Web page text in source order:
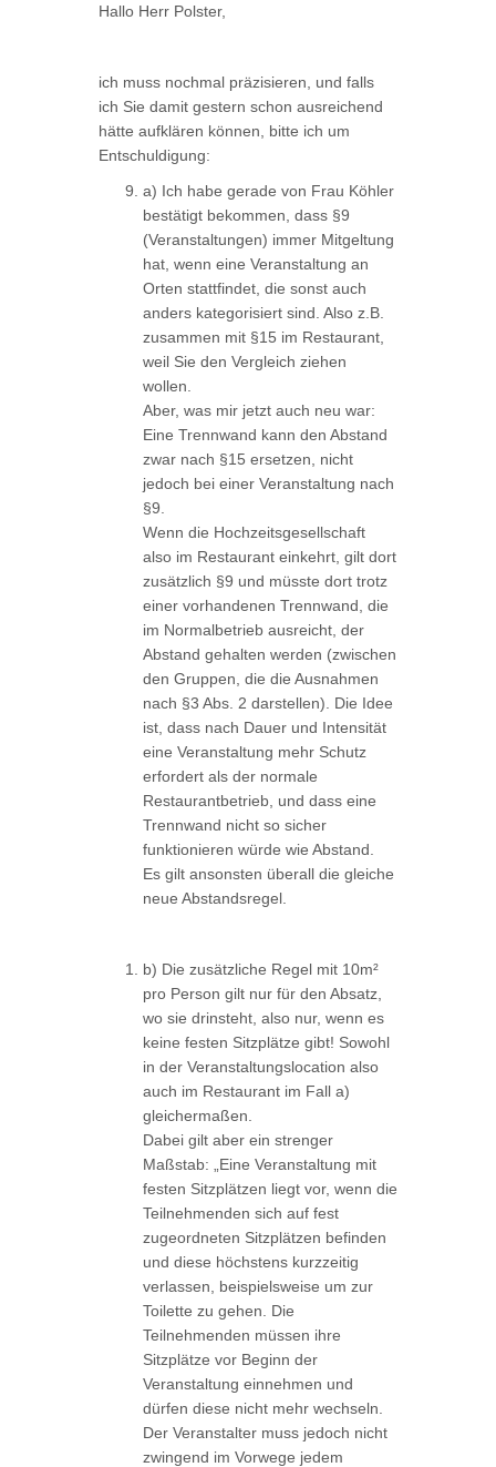
Hallo Herr Polster,
ich muss nochmal präzisieren, und falls
ich Sie damit gestern schon ausreichend
hätte aufklären können, bitte ich um
Entschuldigung:
a) Ich habe gerade von Frau Köhler
bestätigt bekommen, dass §9
(Veranstaltungen) immer Mitgeltung
hat, wenn eine Veranstaltung an
Orten stattfindet, die sonst auch
anders kategorisiert sind. Also z.B.
zusammen mit §15 im Restaurant,
weil Sie den Vergleich ziehen
wollen.
Aber, was mir jetzt auch neu war:
Eine Trennwand kann den Abstand
zwar nach §15 ersetzen, nicht
jedoch bei einer Veranstaltung nach
§9.
Wenn die Hochzeitsgesellschaft
also im Restaurant einkehrt, gilt dort
zusätzlich §9 und müsste dort trotz
einer vorhandenen Trennwand, die
im Normalbetrieb ausreicht, der
Abstand gehalten werden (zwischen
den Gruppen, die die Ausnahmen
nach §3 Abs. 2 darstellen). Die Idee
ist, dass nach Dauer und Intensität
eine Veranstaltung mehr Schutz
erfordert als der normale
Restaurantbetrieb, und dass eine
Trennwand nicht so sicher
funktionieren würde wie Abstand.
Es gilt ansonsten überall die gleiche
neue Abstandsregel.
b) Die zusätzliche Regel mit 10m²
pro Person gilt nur für den Absatz,
wo sie drinsteht, also nur, wenn es
keine festen Sitzplätze gibt! Sowohl
in der Veranstaltungslocation also
auch im Restaurant im Fall a)
gleichermaßen.
Dabei gilt aber ein strenger
Maßstab: „Eine Veranstaltung mit
festen Sitzplätzen liegt vor, wenn die
Teilnehmenden sich auf fest
zugeordneten Sitzplätzen befinden
und diese höchstens kurzzeitig
verlassen, beispielsweise um zur
Toilette zu gehen. Die
Teilnehmenden müssen ihre
Sitzplätze vor Beginn der
Veranstaltung einnehmen und
dürfen diese nicht mehr wechseln.
Der Veranstalter muss jedoch nicht
zwingend im Vorwege jedem